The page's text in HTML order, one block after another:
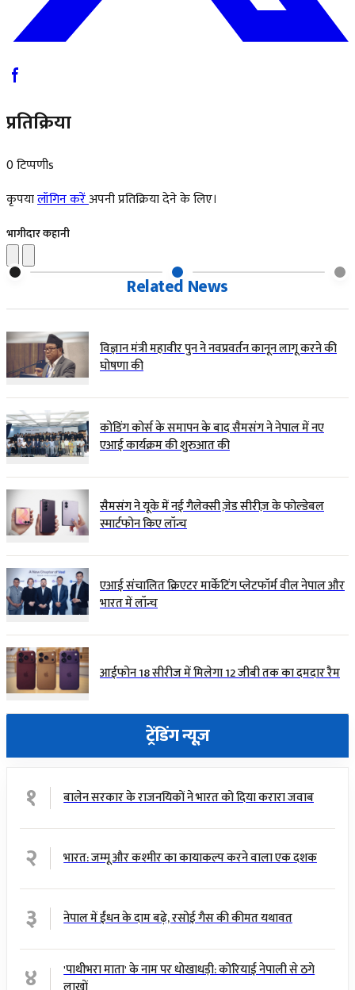
प्रतिक्रिया
0 टिप्पणीs
कृपयालॉगिन करेंअपनी प्रतिक्रिया देने के लिए।
भागीदार कहानी
Related News
विज्ञान मंत्री महावीर पुन ने नवप्रवर्तन कानून लागू करने की
घोषणा की
कोडिंग कोर्स के समापन के बाद सैमसंग ने नेपाल में नए
एआई कार्यक्रम की शुरुआत की
सैमसंग ने यूके में नई गैलेक्सी ज़ेड सीरीज़ के फोल्डेबल
स्मार्टफोन किए लॉन्च
एआई संचालित क्रिएटर मार्केटिंग प्लेटफॉर्म वील नेपाल और
भारत में लॉन्च
आईफोन 18 सीरीज में मिलेगा 12 जीबी तक का दमदार रैम
ट्रेंडिंग न्यूज़
१ बालेन सरकार के राजनयिकों ने भारत को दिया करारा जवाब
२ भारत: जम्मू और कश्मीर का कायाकल्प करने वाला एक दशक
३ नेपाल में ईंधन के दाम बढ़े, रसोई गैस की कीमत यथावत
४
'पाथीभरा माता' के नाम पर धोखाधड़ी: कोरियाई नेपाली से ठगे